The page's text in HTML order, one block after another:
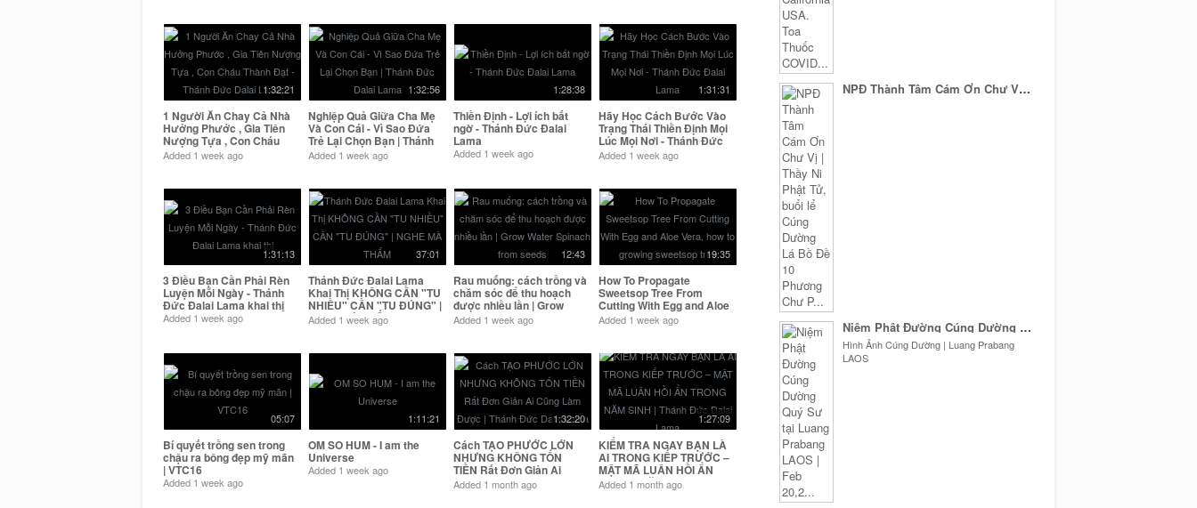
1:32:21
1 Người Ăn Chay Cả Nhà
Hưởng Phước , Gia Tiên
Nượng Tựa , Con Cháu
Thành Đạt - Thánh Đức
Added 1 week ago
1:32:56
Nghiệp Quả Giữa Cha Mẹ
Và Con Cái - Vì Sao Đứa
Trẻ Lại Chọn Bạn | Thánh
Đức Dalai Lama
Added 1 week ago
1:28:38
Thiền Định - Lợi ích bất
ngờ - Thánh Đức Đalai
Lama
Added 1 week ago
1:31:31
Hãy Học Cách Bước Vào
Trạng Thái Thiền Định Mọi
Lúc Mọi Nơi - Thánh Đức
Đalai Lama
Added 1 week ago
1:31:13
3 Điều Bạn Cần Phải Rèn
Luyện Mỗi Ngày - Thánh
Đức Đalai Lama khai thị
Added 1 week ago
37:01
Thánh Đức Đalai Lama
Khai Thị KHÔNG CẦN "TU
NHIỀU" CẦN "TU ĐÚNG" |
NGHE MÀ THẤM
Added 1 week ago
12:43
Rau muống: cách trồng và
chăm sóc để thu hoạch
được nhiều lần | Grow
Water Spinach from
Added 1 week ago
19:35
How To Propagate
Sweetsop Tree From
Cutting With Egg and Aloe
Vera, how to growing
sweetsop tree
Added 1 week ago
05:07
Bí quyết trồng sen trong
chậu ra bông đẹp mỹ mãn
| VTC16
Added 1 week ago
1:11:21
OM SO HUM - I am the
Universe
Added 1 week ago
1:32:20
Cách TẠO PHƯỚC LỚN
NHƯNG KHÔNG TỐN
TIỀN Rất Đơn Giản Ai
Cũng Làm Được | Thánh
Đức Dalai Lama
Added 1 month ago
1:27:09
KIỂM TRA NGAY BẠN LÀ
AI TRONG KIẾP TRƯỚC –
MẬT MÃ LUÂN HỒI ẨN
TRONG NĂM SINH | Thánh
Đức Dalai Lama
Added 1 month ago
NPĐ Thành Tâm Cám Ơn Chư Vị | Thầy Ni Phật Tử, buổi lể Cúng Dường Lá Bồ Đề 10 Phương Chư ...
Niệm Phật Đường Cúng Dường Quý Sư tại Luang Prabang LAOS | Feb 20,2...
Hình Ảnh Cúng Dường | Luang Prabang
LAOS